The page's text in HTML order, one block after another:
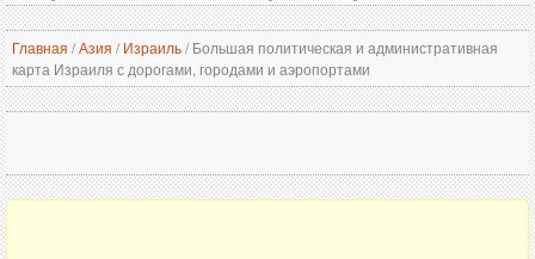
Главная /Азия / Израиль/Большая политическая и административная
карта Израиля с дорогами, городами и аэропортами